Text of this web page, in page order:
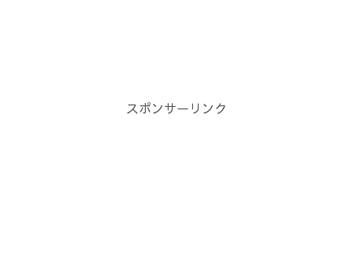
スポンサーリンク